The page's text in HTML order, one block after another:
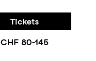
Tickets
CHF 80-145